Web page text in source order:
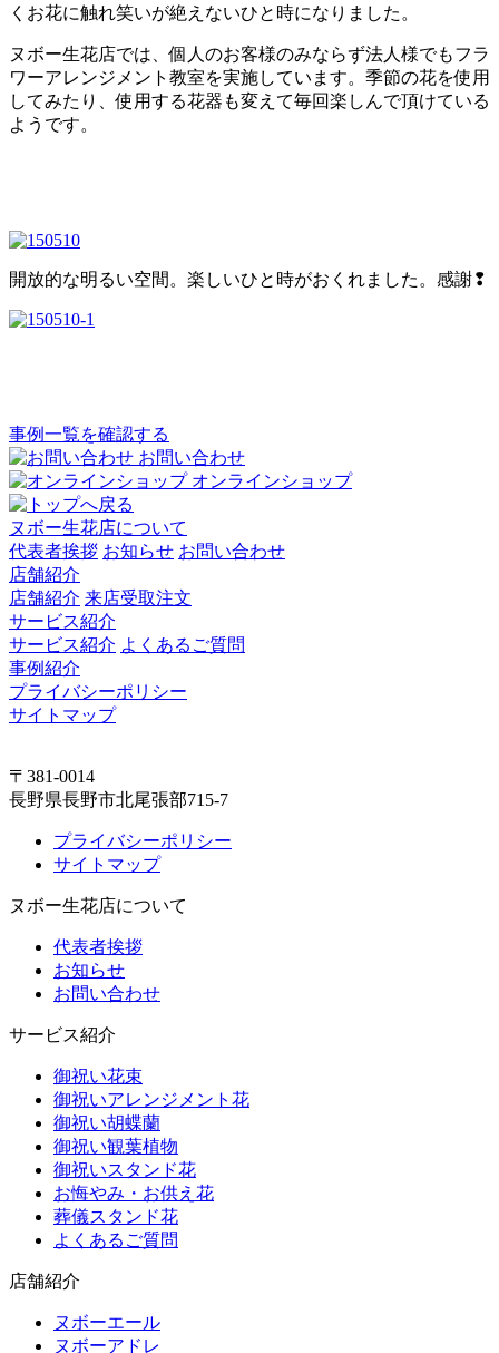
くお花に触れ笑いが絶えないひと時になりました。
ヌボー生花店では、個人のお客様のみならず法人様でもフラ
ワーアレンジメント教室を実施しています。季節の花を使用
してみたり、使用する花器も変えて毎回楽しんで頂けている
ようです。
開放的な明るい空間。楽しいひと時がおくれました。感謝❢
事例一覧を確認する
お問い合わせ
オンラインショップ
ヌボー生花店について
代表者挨拶 お知らせ お問い合わせ
店舗紹介
店舗紹介 来店受取注文
サービス紹介
サービス紹介 よくあるご質問
事例紹介
プライバシーポリシー
サイトマップ
〒381-0014
長野県長野市北尾張部715-7
プライバシーポリシー
サイトマップ
ヌボー生花店について
代表者挨拶
お知らせ
お問い合わせ
サービス紹介
御祝い花束
御祝いアレンジメント花
御祝い胡蝶蘭
御祝い観葉植物
御祝いスタンド花
お悔やみ・お供え花
葬儀スタンド花
よくあるご質問
店舗紹介
ヌボーエール
ヌボーアドレ